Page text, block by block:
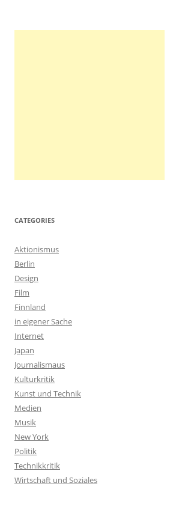
CATEGORIES
Aktionismus
Berlin
Design
Film
Finnland
in eigener Sache
Internet
Japan
Journalismaus
Kulturkritik
Kunst und Technik
Medien
Musik
New York
Politik
Technikkritik
Wirtschaft und Soziales